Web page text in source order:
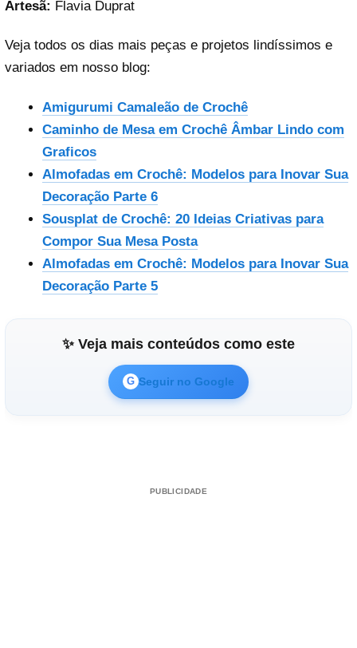
Artesã: Flavia Duprat
Veja todos os dias mais peças e projetos lindíssimos e
variados em nosso blog:
Amigurumi Camaleão de Crochê
Caminho de Mesa em Crochê Âmbar Lindo com
Graficos
Almofadas em Crochê: Modelos para Inovar Sua
Decoração Parte 6
Sousplat de Crochê: 20 Ideias Criativas para
Compor Sua Mesa Posta
Almofadas em Crochê: Modelos para Inovar Sua
Decoração Parte 5
✨ Veja mais conteúdos como este
G Seguir no Google
PUBLICIDADE